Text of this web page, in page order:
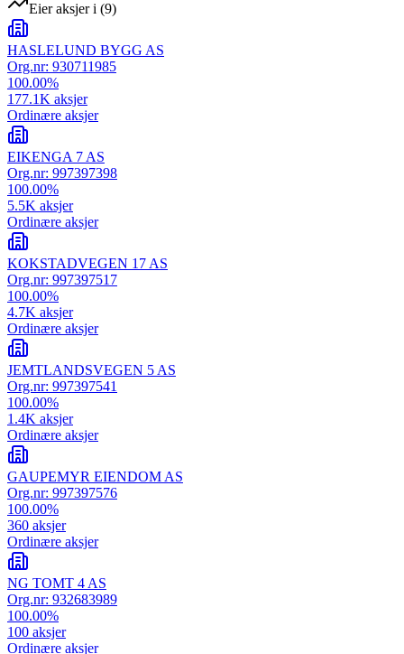
Eier aksjer i (9)
HASLELUND BYGG AS
Org.nr: 930711985
100.00%
177.1K aksjer
Ordinære aksjer
EIKENGA 7 AS
Org.nr: 997397398
100.00%
5.5K aksjer
Ordinære aksjer
KOKSTADVEGEN 17 AS
Org.nr: 997397517
100.00%
4.7K aksjer
Ordinære aksjer
JEMTLANDSVEGEN 5 AS
Org.nr: 997397541
100.00%
1.4K aksjer
Ordinære aksjer
GAUPEMYR EIENDOM AS
Org.nr: 997397576
100.00%
360 aksjer
Ordinære aksjer
NG TOMT 4 AS
Org.nr: 932683989
100.00%
100 aksjer
Ordinære aksjer